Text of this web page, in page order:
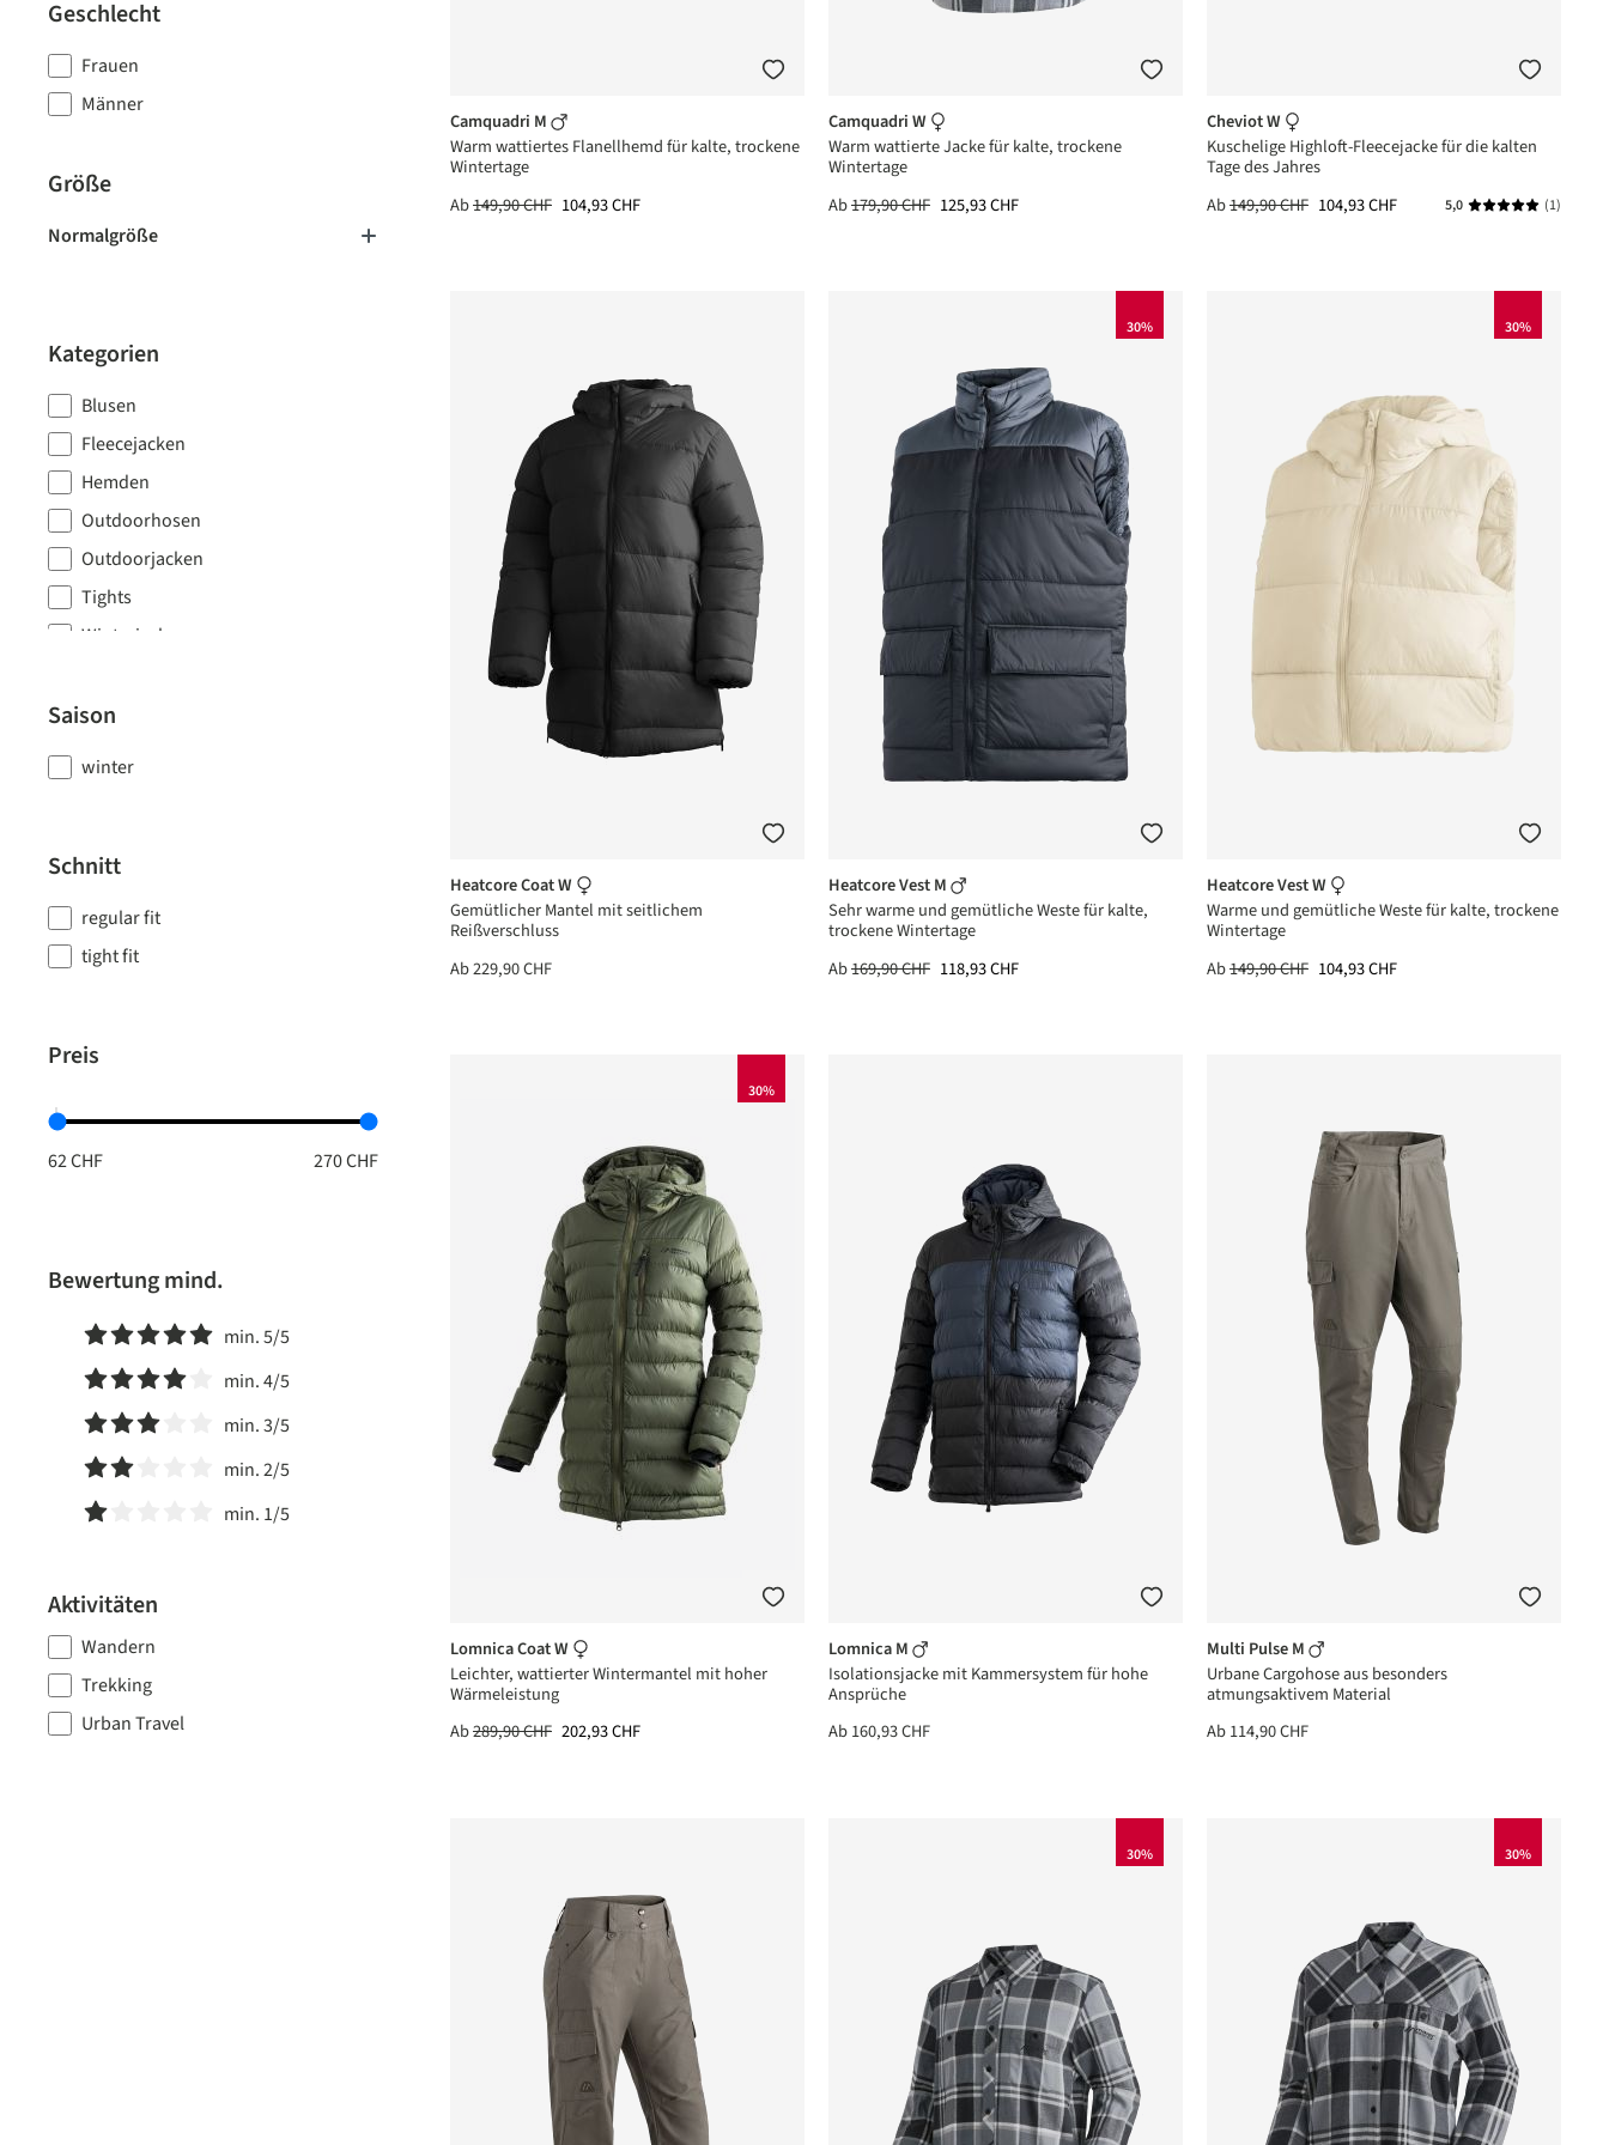
Geschlecht
Frauen
Männer
Größe
Normalgröße
Kategorien
Blusen
Fleecejacken
Hemden
Outdoorhosen
Outdoorjacken
Tights
Winterjacken
Saison
winter
Schnitt
regular fit
tight fit
Preis
Bewertung mind.
Filter hinzufügen: Minimum Bewertung von 5 von 5 Sternen
min. 5/5
Filter hinzufügen: Minimum Bewertung von 4 von 5 Sternen
min. 4/5
Filter hinzufügen: Minimum Bewertung von 3 von 5 Sternen
min. 3/5
Filter hinzufügen: Minimum Bewertung von 2 von 5 Sternen
min. 2/5
min. 1/5
Aktivitäten
Wandern
Trekking
Urban Travel
Camquadri M
Warm wattiertes Flanellhemd für kalte, trockene
Wintertage
Ab149,90 CHF 104,93 CHF
Camquadri W
Warm wattierte Jacke für kalte, trockene
Wintertage
Ab179,90 CHF 125,93 CHF
Cheviot W
Kuschelige Highloft-Fleecejacke für die kalten
Tage des Jahres
Ab149,90 CHF 104,93 CHF 5,0 (1)
Heatcore Coat W
Gemütlicher Mantel mit seitlichem
Reißverschluss
Ab229,90 CHF
30%
Heatcore Vest M
Sehr warme und gemütliche Weste für kalte,
trockene Wintertage
Ab169,90 CHF 118,93 CHF
30%
Heatcore Vest W
Warme und gemütliche Weste für kalte, trockene
Wintertage
Ab149,90 CHF 104,93 CHF
30%
Lomnica Coat W
Leichter, wattierter Wintermantel mit hoher
Wärmeleistung
Ab289,90 CHF 202,93 CHF
Lomnica M
Isolationsjacke mit Kammersystem für hohe
Ansprüche
Ab160,93 CHF
Multi Pulse M
Urbane Cargohose aus besonders
atmungsaktivem Material
Ab114,90 CHF
30% 30%